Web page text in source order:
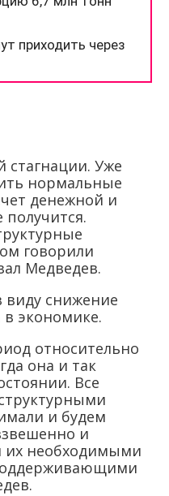
стагнации. Уже
нормальные
денежной и
говорили
Медведев.
виду снижение
в экономике.
относительно
она и так
Все
и будем
и
их необходимыми